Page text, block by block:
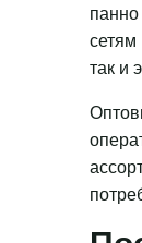
сетям
так и